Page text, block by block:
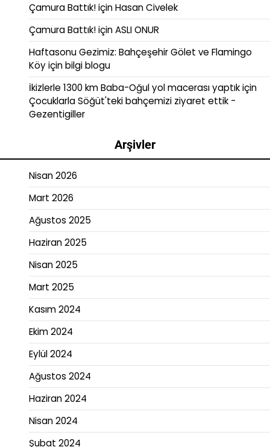
Çamura Battık!içinHasan Civelek
Çamura Battık!içinASLI ONUR
Haftasonu Gezimiz: Bahçeşehir Gölet ve Flamingo
Köyiçinbilgi blogu
İkizlerle 1300 km Baba-Oğul yol macerası yaptıkiçin
Çocuklarla Söğüt'teki bahçemizi ziyaret ettik -
Gezentigiller
Arşivler
Nisan 2026
Mart 2026
Ağustos 2025
Haziran 2025
Nisan 2025
Mart 2025
Kasım 2024
Ekim 2024
Eylül 2024
Ağustos 2024
Haziran 2024
Nisan 2024
Şubat 2024